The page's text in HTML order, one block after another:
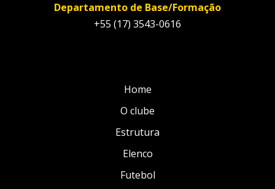
Departamento de Base/Formação
+55 (17) 3543-0616
Home
O clube
Estrutura
Elenco
Futebol